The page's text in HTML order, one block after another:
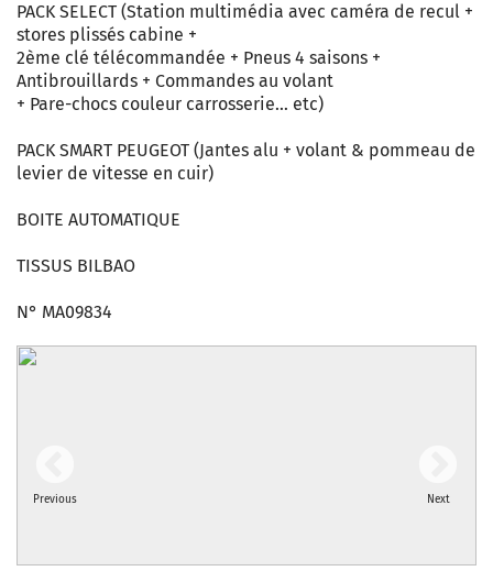
PACK SELECT (Station multimédia avec caméra de recul +
stores plissés cabine +
2ème clé télécommandée + Pneus 4 saisons +
Antibrouillards + Commandes au volant
+ Pare-chocs couleur carrosserie… etc)
PACK SMART PEUGEOT (Jantes alu + volant & pommeau de
levier de vitesse en cuir)
BOITE AUTOMATIQUE
TISSUS BILBAO
N° MA09834
Previous Next